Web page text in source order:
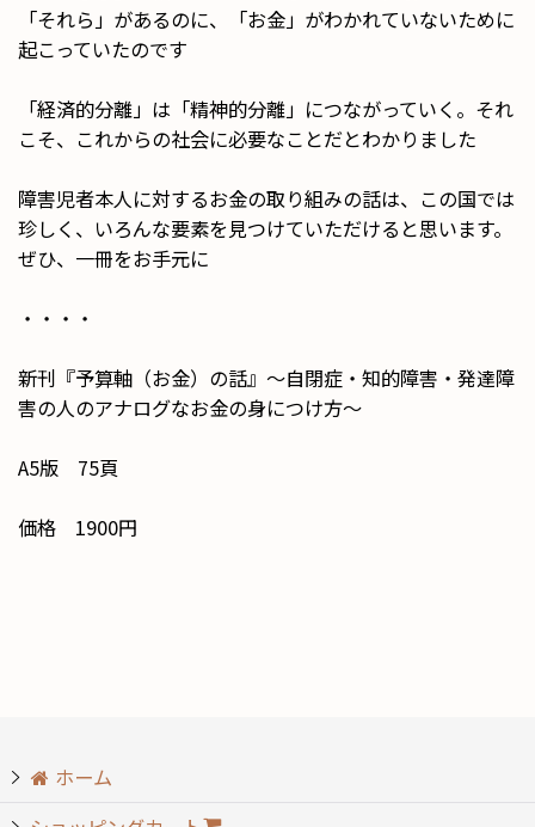
「それら」があるのに、「お金」がわかれていないために
起こっていたのです
「経済的分離」は「精神的分離」につながっていく。それ
こそ、これからの社会に必要なことだとわかりました
障害児者本人に対するお金の取り組みの話は、この国では
珍しく、いろんな要素を見つけていただけると思います。
ぜひ、一冊をお手元に
・・・・
新刊『予算軸（お金）の話』〜自閉症・知的障害・発達障
害の人のアナログなお金の身につけ方〜
A5版 75頁
価格 1900円
ホーム